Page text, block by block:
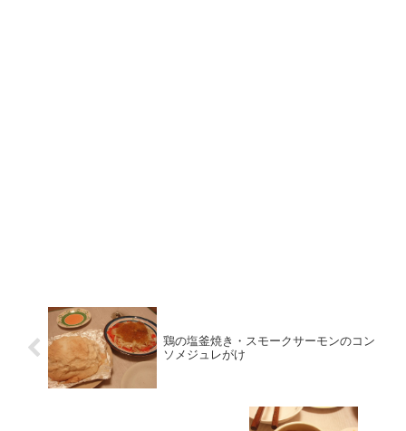
鶏の塩釜焼き・スモークサーモンのコン
ソメジュレがけ